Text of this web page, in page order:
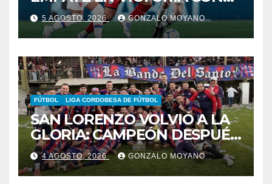
CARDOZO COMO FIGURA
5 AGOSTO, 2026 GONZALO MOYANO
FÚTBOL LIGA CORDOBESA DE FÚTBOL
SAN LORENZO VOLVIÓ A LA
GLORIA: CAMPEÓN DESPUÉS
DE 42 AÑOS
4 AGOSTO, 2026 GONZALO MOYANO